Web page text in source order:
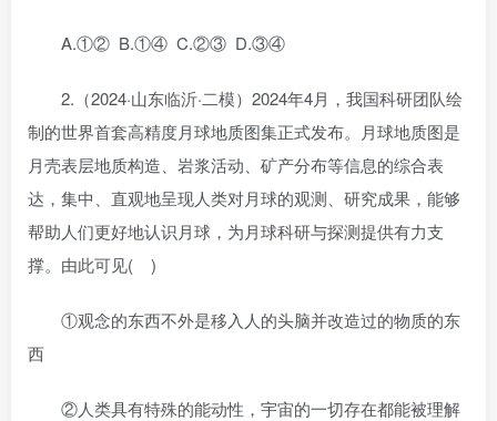
A.①② B.①④ C.②③ D.③④
2.（2024·山东临沂·二模）2024年4月，我国科研团队绘
制的世界首套高精度月球地质图集正式发布。月球地质图是
月壳表层地质构造、岩浆活动、矿产分布等信息的综合表
达，集中、直观地呈现人类对月球的观测、研究成果，能够
帮助人们更好地认识月球，为月球科研与探测提供有力支
撑。由此可见( )
①观念的东西不外是移入人的头脑并改造过的物质的东
西
②人类具有特殊的能动性，宇宙的一切存在都能被理解